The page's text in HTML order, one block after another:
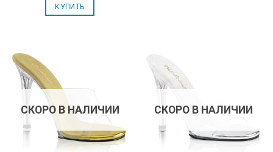
КУПИТЬ
СКОРО В НАЛИЧИИ СКОРО В НАЛИЧИИ